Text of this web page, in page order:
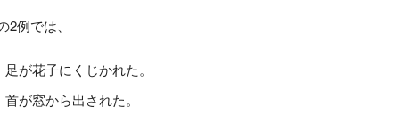
2例では、
が花子にくじかれた。
が窓から出された。